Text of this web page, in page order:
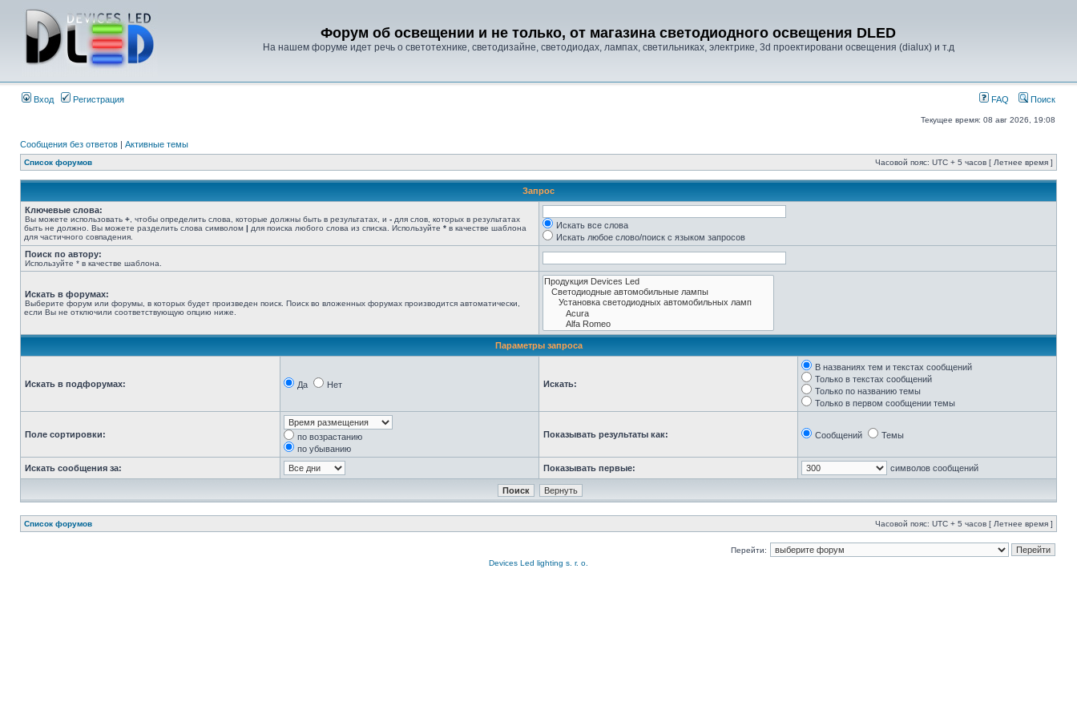
Форум об освещении и не только, от магазина светодиодного освещения DLED
На нашем форуме идет речь о светотехнике, светодизайне, светодиодах, лампах, светильниках, электрике, 3d проектировани освещения (dialux) и т.д
Вход Регистрация FAQ Поиск
Текущее время: 08 авг 2026, 19:08
Сообщения без ответов | Активные темы
Список форумов Часовой пояс: UTC + 5 часов [ Летнее время ]
Запрос
Ключевые слова:
Вы можете использовать + , чтобы определить слова, которые должны быть в результатах, и - для слов, которых в результатах
быть не должно. Вы можете разделить слова символом | для поиска любого слова из списка. Используйте * в качестве шаблона
для частичного совпадения.
Искать все слова
Искать любое слово/поиск с языком запросов
Поиск по автору:
Используйте * в качестве шаблона.
Искать в форумах:
Выберите форум или форумы, в которых будет произведен поиск. Поиск во вложенных форумах производится автоматически,
если Вы не отключили соответствующую опцию ниже.
Параметры запроса
Искать в подфорумах: Да Нет Искать:
В названиях тем и текстах сообщений
Только в текстах сообщений
Только по названию темы
Только в первом сообщении темы
Поле сортировки:
по возрастанию
по убыванию
Показывать результаты как: Сообщений Темы
Искать сообщения за: Показывать первые: символов сообщений
Список форумов Часовой пояс: UTC + 5 часов [ Летнее время ]
Перейти:
Devices Led lighting s. r. o.